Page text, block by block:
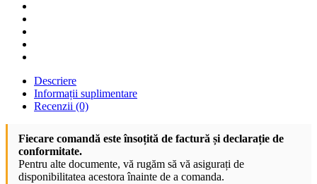
Descriere
Informații suplimentare
Recenzii (0)
Fiecare comandă este însoțită de factură și declarație de
conformitate.
Pentru alte documente, vă rugăm să vă asigurați de
disponibilitatea acestora înainte de a comanda.